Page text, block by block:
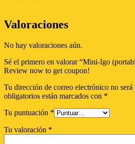
Valoraciones
No hay valoraciones aún.
Sé el primero en valorar “Mini-Igo
Review now to get coupon!
Tu dirección de correo electrónico no será
obligatorios están marcados con *
Tu puntuación *
Tu valoración *